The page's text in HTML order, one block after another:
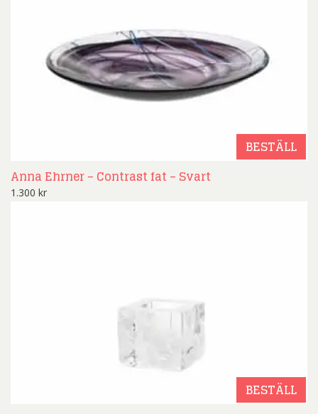
BESTÄLL
Anna Ehrner – Contrast fat – Svart
1.300 kr
BESTÄLL